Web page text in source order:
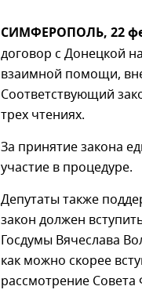
СИМФЕРОПОЛЬ, 22
договор с Донецкой
взаимной помощи,
Соответствующий
трех чтениях.
За принятие закона
участие в процедуре.
Депутаты также
закон должен
Госдумы Вячеслава
как можно скорее
рассмотрение Совета